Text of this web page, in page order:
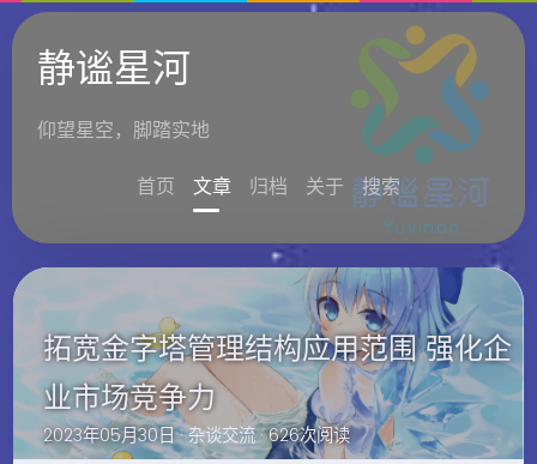
静谧星河
仰望星空，脚踏实地
首页
文章 归档 关于 搜索
拓宽金字塔管理结构应用范围 强化企
业市场竞争力
2023年05月30日 ·杂谈交流· 626次阅读